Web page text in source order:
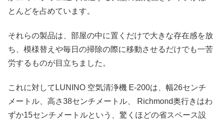
とんどを占めています。
それらの製品は、部屋の中に置くだけで大きな存在感を放
ち、模様替えや毎日の掃除の際に移動させるだけでも一苦
労するものが目立ちました。
これに対してLUNINO 空気清浄機 E-200は、幅26センチ
メートル、高さ38センチメートル、 Richmond奥行きはわ
ずか15センチメートルという、驚くほどの省スペース設